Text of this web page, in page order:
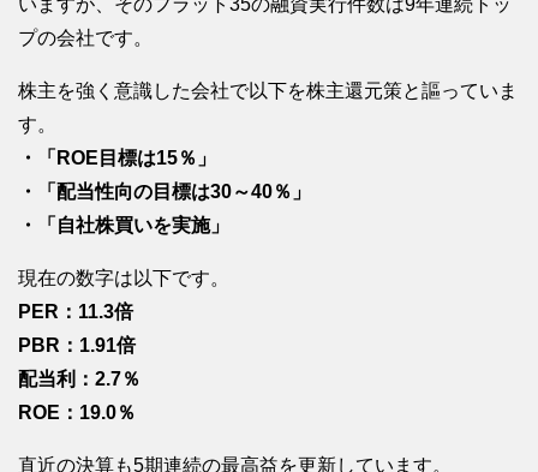
いますが、そのフラット35の融資実行件数は9年連続トッ
プの会社です。
株主を強く意識した会社で以下を株主還元策と謳っていま
す。
・「ROE目標は15％」
・「配当性向の目標は30～40％」
・「自社株買いを実施」
現在の数字は以下です。
PER：11.3倍
PBR：1.91倍
配当利：2.7％
ROE：19.0％
直近の決算も5期連続の最高益を更新しています。